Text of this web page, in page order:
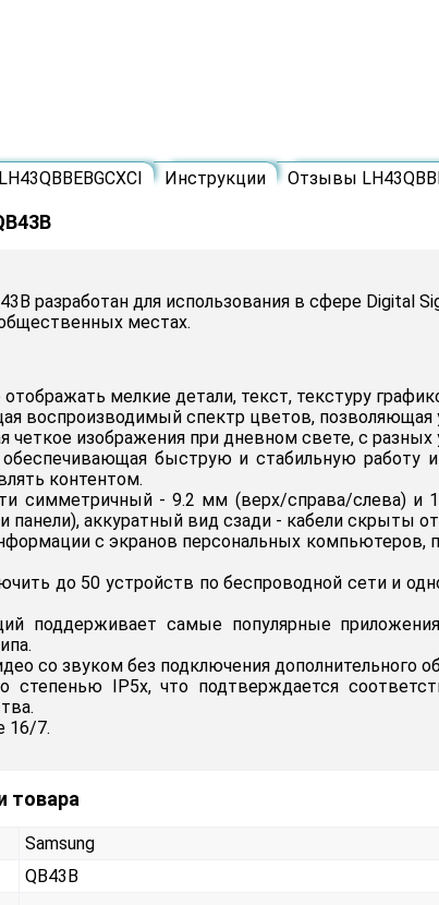
Инструкции Отзывы
разработан для использования в сфере
местах.
мелкие детали, текст, текстуру
воспроизводимый спектр цветов,
изображения при дневном свете, с разных
быструю и стабильную работу
контентом.
симметричный - 9.2 мм (верх/справа/слева) и
аккуратный вид сзади - кабели скрыты от
с экранов персональных компьютеров,
до 50 устройств по беспроводной сети и
поддерживает самые популярные
со звуком без подключения дополнительного
IP5x, что подтверждается
16/7.
товара
Samsung
QB43B